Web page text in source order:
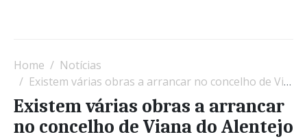
Home
Notícias
Existem várias obras a arrancar no concelho de Viana do Alentejo
Existem várias obras a arrancar
no concelho de Viana do Alentejo